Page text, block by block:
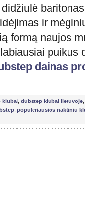
ir
formą naujos
puikus
dainas
klubai dubstep klubai lietuvoje
populeriausios naktiniu